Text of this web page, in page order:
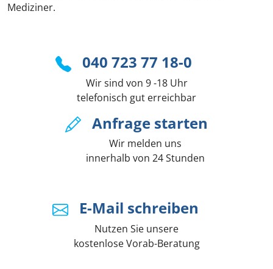
Mediziner.
040 723 77 18-0
Wir sind von 9 -18 Uhr
telefonisch gut erreichbar
Anfrage starten
Wir melden uns
innerhalb von 24 Stunden
E-Mail schreiben
Nutzen Sie unsere
kostenlose Vorab-Beratung